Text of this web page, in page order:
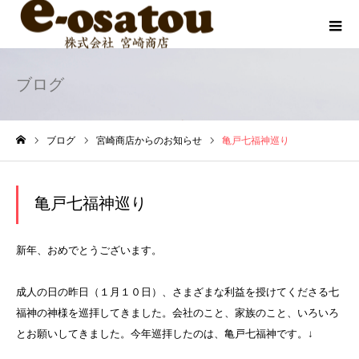
ブログ
ブログ 宮崎商店からのお知らせ 亀戸七福神巡り
亀戸七福神巡り
新年、おめでとうございます。
成人の日の昨日（１月１０日）、さまざまな利益を授けてくださる七
福神の神様を巡拝してきました。会社のこと、家族のこと、いろいろ
とお願いしてきました。今年巡拝したのは、亀戸七福神です。↓